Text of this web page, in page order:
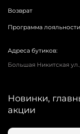
Возврат
Программа лояльности
Адреса бутиков:
Большая Никитская ул.,
Новинки,
акции